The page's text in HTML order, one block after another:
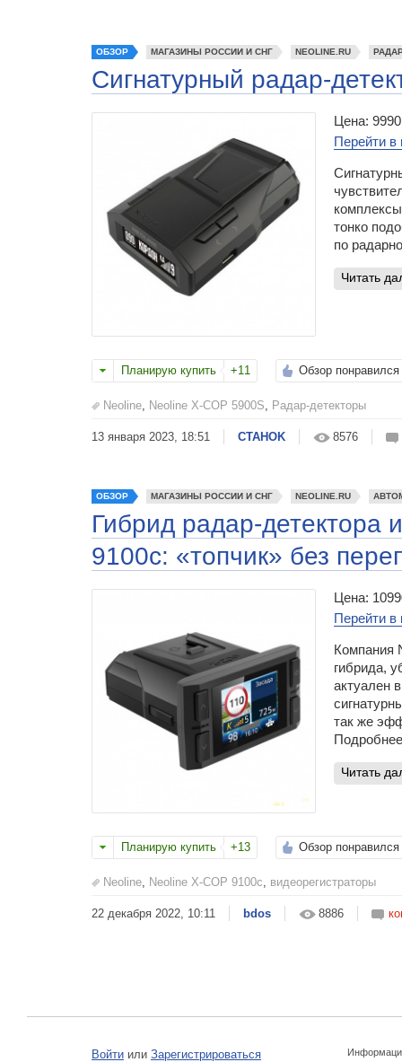
ОБЗОР МАГАЗИНЫ РОССИИ И СНГ NEOLINE.RU
Сигнатурный радар-
Цена:
Перейти в
тонко
по
читать
Планирую купить +11 Обзор понравился
Neoline, Neoline X-COP 5900S, Радар-детекторы
13 января 2023, 18:51 CTAHOK 8576
ОБЗОР МАГАЗИНЫ РОССИИ И СНГ NEOLINE.RU
Гибрид радар-детектора
9100c: «топчик» без
Цена:
Перейти в
Компания
гибрида,
актуален
так же
читать
Планирую купить +13 Обзор понравился
Neoline, Neoline X-COP 9100c, видеорегистраторы
22 декабря 2022, 10:11 bdos 8886
Войти или Зарегистрироваться